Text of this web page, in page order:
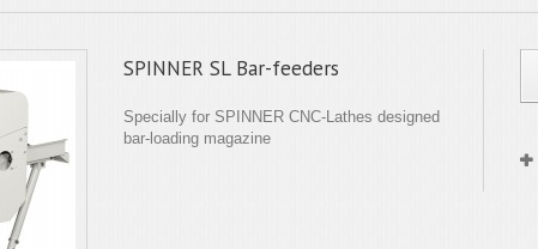
SPINNER SL Bar-feeders
Specially for SPINNER CNC-Lathes designed
bar-loading magazine